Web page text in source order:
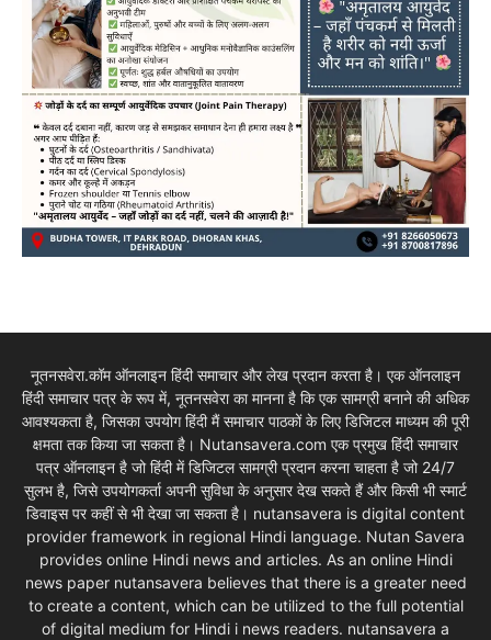
नूतनसवेरा.कॉम ऑनलाइन हिंदी समाचार और लेख प्रदान करता है। एक ऑनलाइन
हिंदी समाचार पत्र के रूप में, नूतनसवेरा का मानना है कि एक सामग्री बनाने की अधिक
आवश्यकता है, जिसका उपयोग हिंदी मैं समाचार पाठकों के लिए डिजिटल माध्यम की पूरी
क्षमता तक किया जा सकता है। Nutansavera.com एक प्रमुख हिंदी समाचार
पत्र ऑनलाइन है जो हिंदी में डिजिटल सामग्री प्रदान करना चाहता है जो 24/7
सुलभ है, जिसे उपयोगकर्ता अपनी सुविधा के अनुसार देख सकते हैं और किसी भी स्मार्ट
डिवाइस पर कहीं से भी देखा जा सकता है। nutansavera is digital content
provider framework in regional Hindi language. Nutan Savera
provides online Hindi news and articles. As an online Hindi
news paper nutansavera believes that there is a greater need
to create a content, which can be utilized to the full potential
of digital medium for Hindi i news readers. nutansavera a